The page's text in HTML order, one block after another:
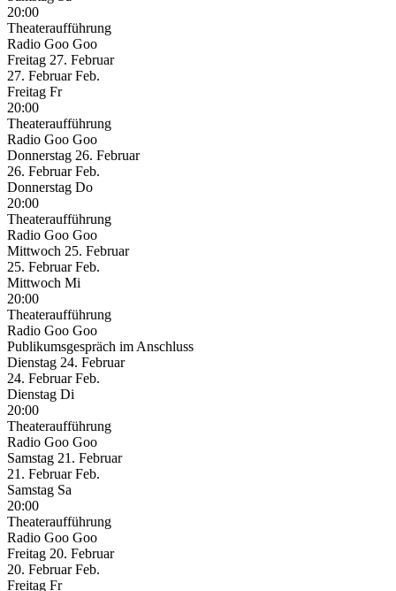
20:00
Theateraufführung
Radio Goo Goo
Freitag 27. Februar
27. Februar Feb.
Freitag Fr
20:00
Theateraufführung
Radio Goo Goo
Donnerstag 26. Februar
26. Februar Feb.
Donnerstag Do
20:00
Theateraufführung
Radio Goo Goo
Mittwoch 25. Februar
25. Februar Feb.
Mittwoch Mi
20:00
Theateraufführung
Radio Goo Goo
Publikumsgespräch im Anschluss
Dienstag 24. Februar
24. Februar Feb.
Dienstag Di
20:00
Theateraufführung
Radio Goo Goo
Samstag 21. Februar
21. Februar Feb.
Samstag Sa
20:00
Theateraufführung
Radio Goo Goo
Freitag 20. Februar
20. Februar Feb.
Freitag Fr